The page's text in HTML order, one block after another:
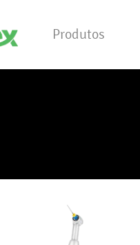
Produtos